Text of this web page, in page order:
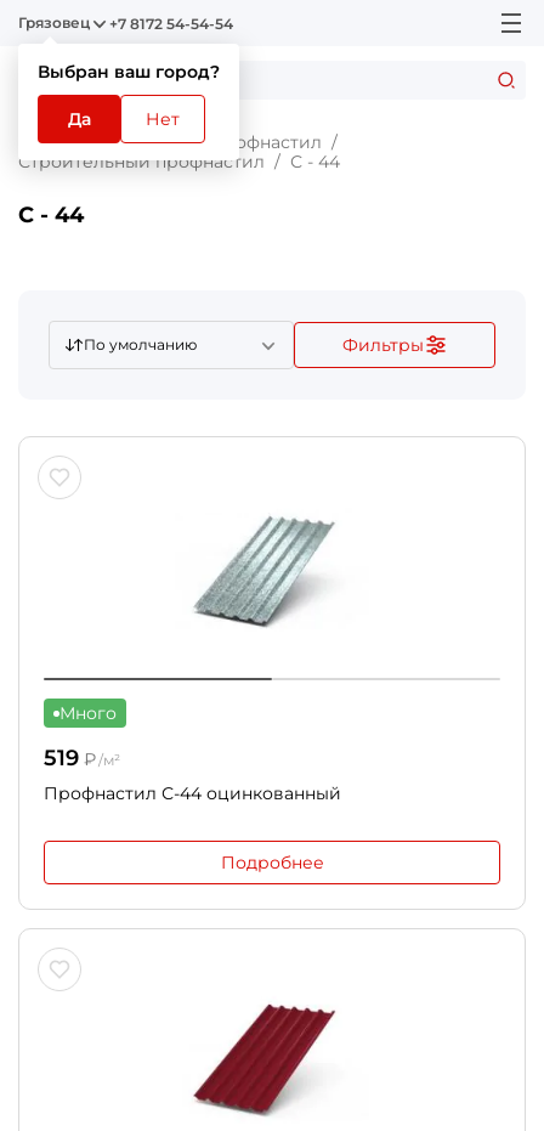
Грязовец
Выбран ваш город?
Да Нет
+7 8172 54-54-54
Главная Каталог
Профнастил
Строительный профнастил
С - 44
С - 44
По умолчанию Фильтры
Много
519 ₽/м²
Профнастил С-44 оцинкованный
Подробнее